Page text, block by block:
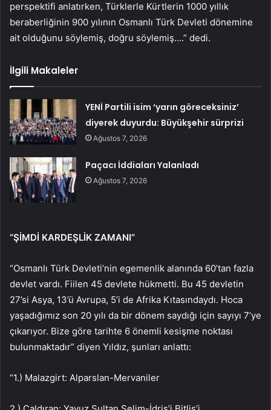
perspektifi anlatırken, Türklerle Kürtlerin 1000 yıllık
beraberliğinin 900 yılının Osmanlı Türk Devleti dönemine
ait olduğunu söylemiş, doğru söylemiş….” dedi.
İlgili Makaleler
YENİ Partili isim ‘yarın göreceksiniz’
diyerek duyurdu: Büyükşehir sürprizi
Ağustos 7, 2026
Paçacı İddiaları Yalanladı
Ağustos 7, 2026
“ŞİMDİ KARDEŞLİK ZAMANI”
“Osmanlı Türk Devleti’nin egemenlik alanında 60’tan fazla
devlet vardı. Fiilen 45 devlete hükmetti. Bu 45 devletin
27’si Asya, 13’ü Avrupa, 5’i de Afrika Kıtasındaydı. Hoca
yaşadığımız son 20 yılı da bir dönem saydığı için sayıyı 7’ye
çıkarıyor. Bize göre tarihte 6 önemli kesişme noktası
bulunmaktadır” diyen Yıldız, şunları anlattı:
“1.) Malazgirt: Alparslan-Mervaniler